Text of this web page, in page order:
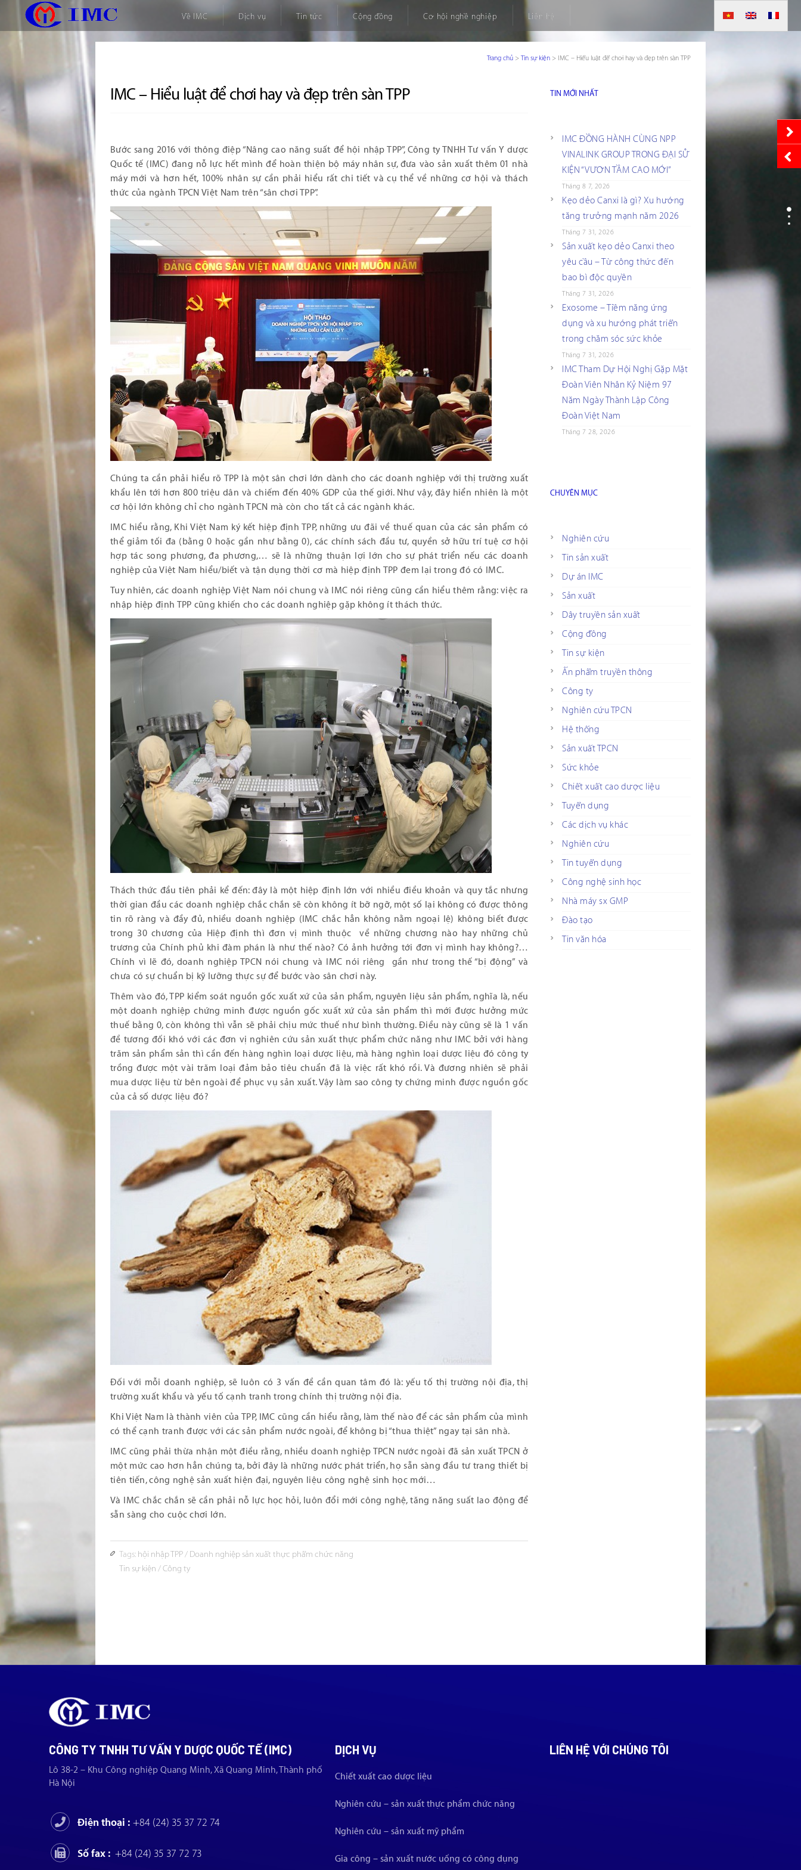
Về IMC Dịch vụ Tin tức Cộng đồng Cơ hội nghề nghiệp Liên hệ
Trang chủ > Tin sự kiện > IMC – Hiểu luật để chơi hay và đẹp trên sàn TPP
IMC – Hiểu luật để chơi hay và đẹp trên sàn TPP
Bước sang 2016 với thông điệp “Nâng cao năng suất để hội nhập TPP”, Công ty TNHH Tư vấn Y dược
Quốc tế (IMC) đang nỗ lực hết mình để hoàn thiện bộ máy nhân sự, đưa vào sản xuất thêm 01 nhà
máy mới và hơn hết, 100% nhân sự cần phải hiểu rất chi tiết và cụ thể về những cơ hội và thách
thức của ngành TPCN Việt Nam trên “sân chơi TPP”.
Chúng ta cần phải hiểu rõ TPP là một sân chơi lớn dành cho các doanh nghiệp với thị trường xuất
khẩu lên tới hơn 800 triệu dân và chiếm đến 40% GDP của thế giới. Như vậy, đây hiển nhiên là một
cơ hội lớn không chỉ cho ngành TPCN mà còn cho tất cả các ngành khác.
IMC hiểu rằng, Khi Việt Nam ký kết hiệp định TPP, những ưu đãi về thuế quan của các sản phẩm có
thể giảm tối đa (bằng 0 hoặc gần như bằng 0), các chính sách đầu tư, quyền sở hữu trí tuệ cơ hội
hợp tác song phương, đa phương,… sẽ là những thuận lợi lớn cho sự phát triển nếu các doanh
nghiệp của Việt Nam hiểu/biết và tận dụng thời cơ mà hiệp định TPP đem lại trong đó có IMC.
Tuy nhiên, các doanh nghiệp Việt Nam nói chung và IMC nói riêng cũng cần hiểu thêm rằng: việc ra
nhập hiệp định TPP cũng khiến cho các doanh nghiệp gặp không ít thách thức.
Thách thức đầu tiên phải kể đến: đây là một hiệp định lớn với nhiều điều khoản và quy tắc nhưng
thời gian đầu các doanh nghiệp chắc chắn sẽ còn không ít bỡ ngỡ, một số lại không có được thông
tin rõ ràng và đầy đủ, nhiều doanh nghiệp (IMC chắc hẳn không nằm ngoại lệ) không biết được
trong 30 chương của Hiệp định thì đơn vị mình thuộc về những chương nào hay những chủ
trương của Chính phủ khi đàm phán là như thế nào? Có ảnh hưởng tới đơn vị mình hay không?…
Chính vì lẽ đó, doanh nghiệp TPCN nói chung và IMC nói riêng gần như trong thế “bị động” và
chưa có sự chuẩn bị kỹ lưỡng thực sự để bước vào sân chơi này.
Thêm vào đó, TPP kiểm soát nguồn gốc xuất xứ của sản phẩm, nguyên liệu sản phẩm, nghĩa là, nếu
một doanh nghiệp chứng minh được nguồn gốc xuất xứ của sản phẩm thì mới được hưởng mức
thuế bằng 0, còn không thì vẫn sẽ phải chịu mức thuế như bình thường. Điều này cũng sẽ là 1 vấn
đề tương đối khó với các đơn vị nghiên cứu sản xuất thực phẩm chức năng như IMC bởi với hàng
trăm sản phẩm sản thì cần đến hàng nghìn loại dược liệu, mà hàng nghìn loại dược liệu đó công ty
trồng được một vài trăm loại đảm bảo tiêu chuẩn đã là việc rất khó rồi. Và đương nhiên sẽ phải
mua dược liệu từ bên ngoài để phục vụ sản xuất. Vậy làm sao công ty chứng minh được nguồn gốc
của cả số dược liệu đó?
Đối với mỗi doanh nghiệp, sẽ luôn có 3 vấn đề cần quan tâm đó là: yếu tố thị trường nội địa, thị
trường xuất khẩu và yếu tố cạnh tranh trong chính thị trường nội địa.
Khi Việt Nam là thành viên của TPP, IMC cũng cần hiểu rằng, làm thế nào để các sản phẩm của mình
có thể cạnh tranh được với các sản phẩm nước ngoài, để không bị “thua thiệt” ngay tại sân nhà.
IMC cũng phải thừa nhận một điều rằng, nhiều doanh nghiệp TPCN nước ngoài đã sản xuất TPCN ở
một mức cao hơn hẳn chúng ta, bởi đây là những nước phát triển, họ sẵn sàng đầu tư trang thiết bị
tiên tiến, công nghệ sản xuất hiện đại, nguyên liệu công nghệ sinh học mới…
Và IMC chắc chắn sẽ cần phải nỗ lực học hỏi, luôn đổi mới công nghệ, tăng năng suất lao động để
sẵn sàng cho cuộc chơi lớn.
Tags: hội nhập TPP/ Doanh nghiệp sản xuất thực phẩm chức năng
Tin sự kiện /Công ty
TIN MỚI NHẤT
IMC ĐỒNG HÀNH CÙNG NPP
VINALINK GROUP TRONG ĐẠI SỰ
KIỆN “VƯƠN TẦM CAO MỚI”
Tháng 8 7, 2026
Kẹo dẻo Canxi là gì? Xu hướng
tăng trưởng mạnh năm 2026
Tháng 7 31, 2026
Sản xuất kẹo dẻo Canxi theo
yêu cầu – Từ công thức đến
bao bì độc quyền
Tháng 7 31, 2026
Exosome – Tiềm năng ứng
dụng và xu hướng phát triển
trong chăm sóc sức khỏe
Tháng 7 31, 2026
IMC Tham Dự Hội Nghị Gặp Mặt
Đoàn Viên Nhân Kỷ Niệm 97
Năm Ngày Thành Lập Công
Đoàn Việt Nam
Tháng 7 28, 2026
CHUYÊN MỤC
Nghiên cứu
Tin sản xuất
Dự án IMC
Sản xuất
Dây truyền sản xuất
Cộng đồng
Tin sự kiện
Ấn phẩm truyền thông
Công ty
Nghiên cứu TPCN
Hệ thống
Sản xuất TPCN
Sức khỏe
Chiết xuất cao dược liệu
Tuyển dụng
Các dịch vụ khác
Nghiên cứu
Tin tuyển dụng
Công nghệ sinh học
Nhà máy sx GMP
Đào tạo
Tin văn hóa
CÔNG TY TNHH TƯ VẤN Y DƯỢC QUỐC TẾ (IMC)
Lô 38-2 – Khu Công nghiệp Quang Minh, Xã Quang Minh, Thành phố
Hà Nội
Điện thoại : +84 (24) 35 37 72 74
Số fax : +84 (24) 35 37 72 73
DỊCH VỤ
Chiết xuất cao dược liệu
Nghiên cứu – sản xuất thực phẩm chức năng
Nghiên cứu – sản xuất mỹ phẩm
Gia công – sản xuất nước uống có công dụng
LIÊN HỆ VỚI CHÚNG TÔI